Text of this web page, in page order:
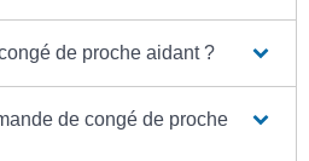
de proche aidant ?
de congé de proche